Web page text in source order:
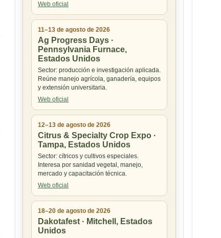
Web oficial
11–13 de agosto de 2026
Ag Progress Days ·
Pennsylvania Furnace,
Estados Unidos
Sector: producción e investigación aplicada.
Reúne manejo agrícola, ganadería, equipos
y extensión universitaria.
Web oficial
12–13 de agosto de 2026
Citrus & Specialty Crop Expo ·
Tampa, Estados Unidos
Sector: cítricos y cultivos especiales.
Interesa por sanidad vegetal, manejo,
mercado y capacitación técnica.
Web oficial
18–20 de agosto de 2026
Dakotafest · Mitchell, Estados
Unidos